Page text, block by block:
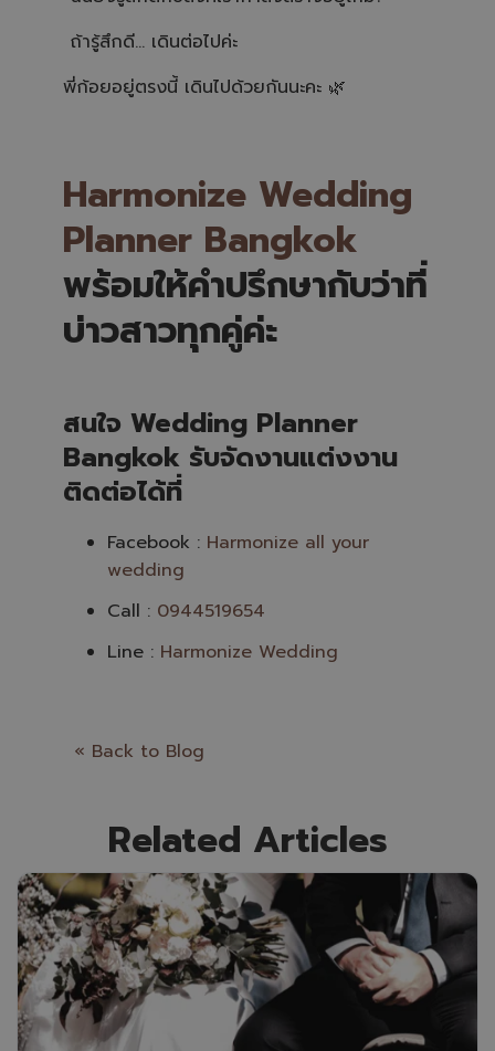
ถ้ารู้สึกดี… เดินต่อไปค่ะ
พี่ก้อยอยู่ตรงนี้ เดินไปด้วยกันนะคะ 🌿
Harmonize Wedding
Planner Bangkok
พร้อมให้คำปรึกษากับว่าที่
บ่าวสาวทุกคู่ค่ะ
สนใจ Wedding Planner
Bangkok รับจัดงานแต่งงาน
ติดต่อได้ที่
Facebook : Harmonize all your
wedding
Call : 0944519654
Line : Harmonize Wedding
« Back to Blog
Related Articles